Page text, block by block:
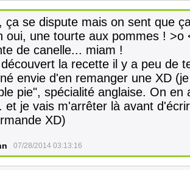
ça se dispute mais on sent que
oui, une tourte aux pommes !
de canelle... miam !
la recette il y a peu de
envie d'en remanger une XD
pie", spécialité anglaise. On en
et je vais m'arrêter là avant
XD)
07/28/2014 03:13:16